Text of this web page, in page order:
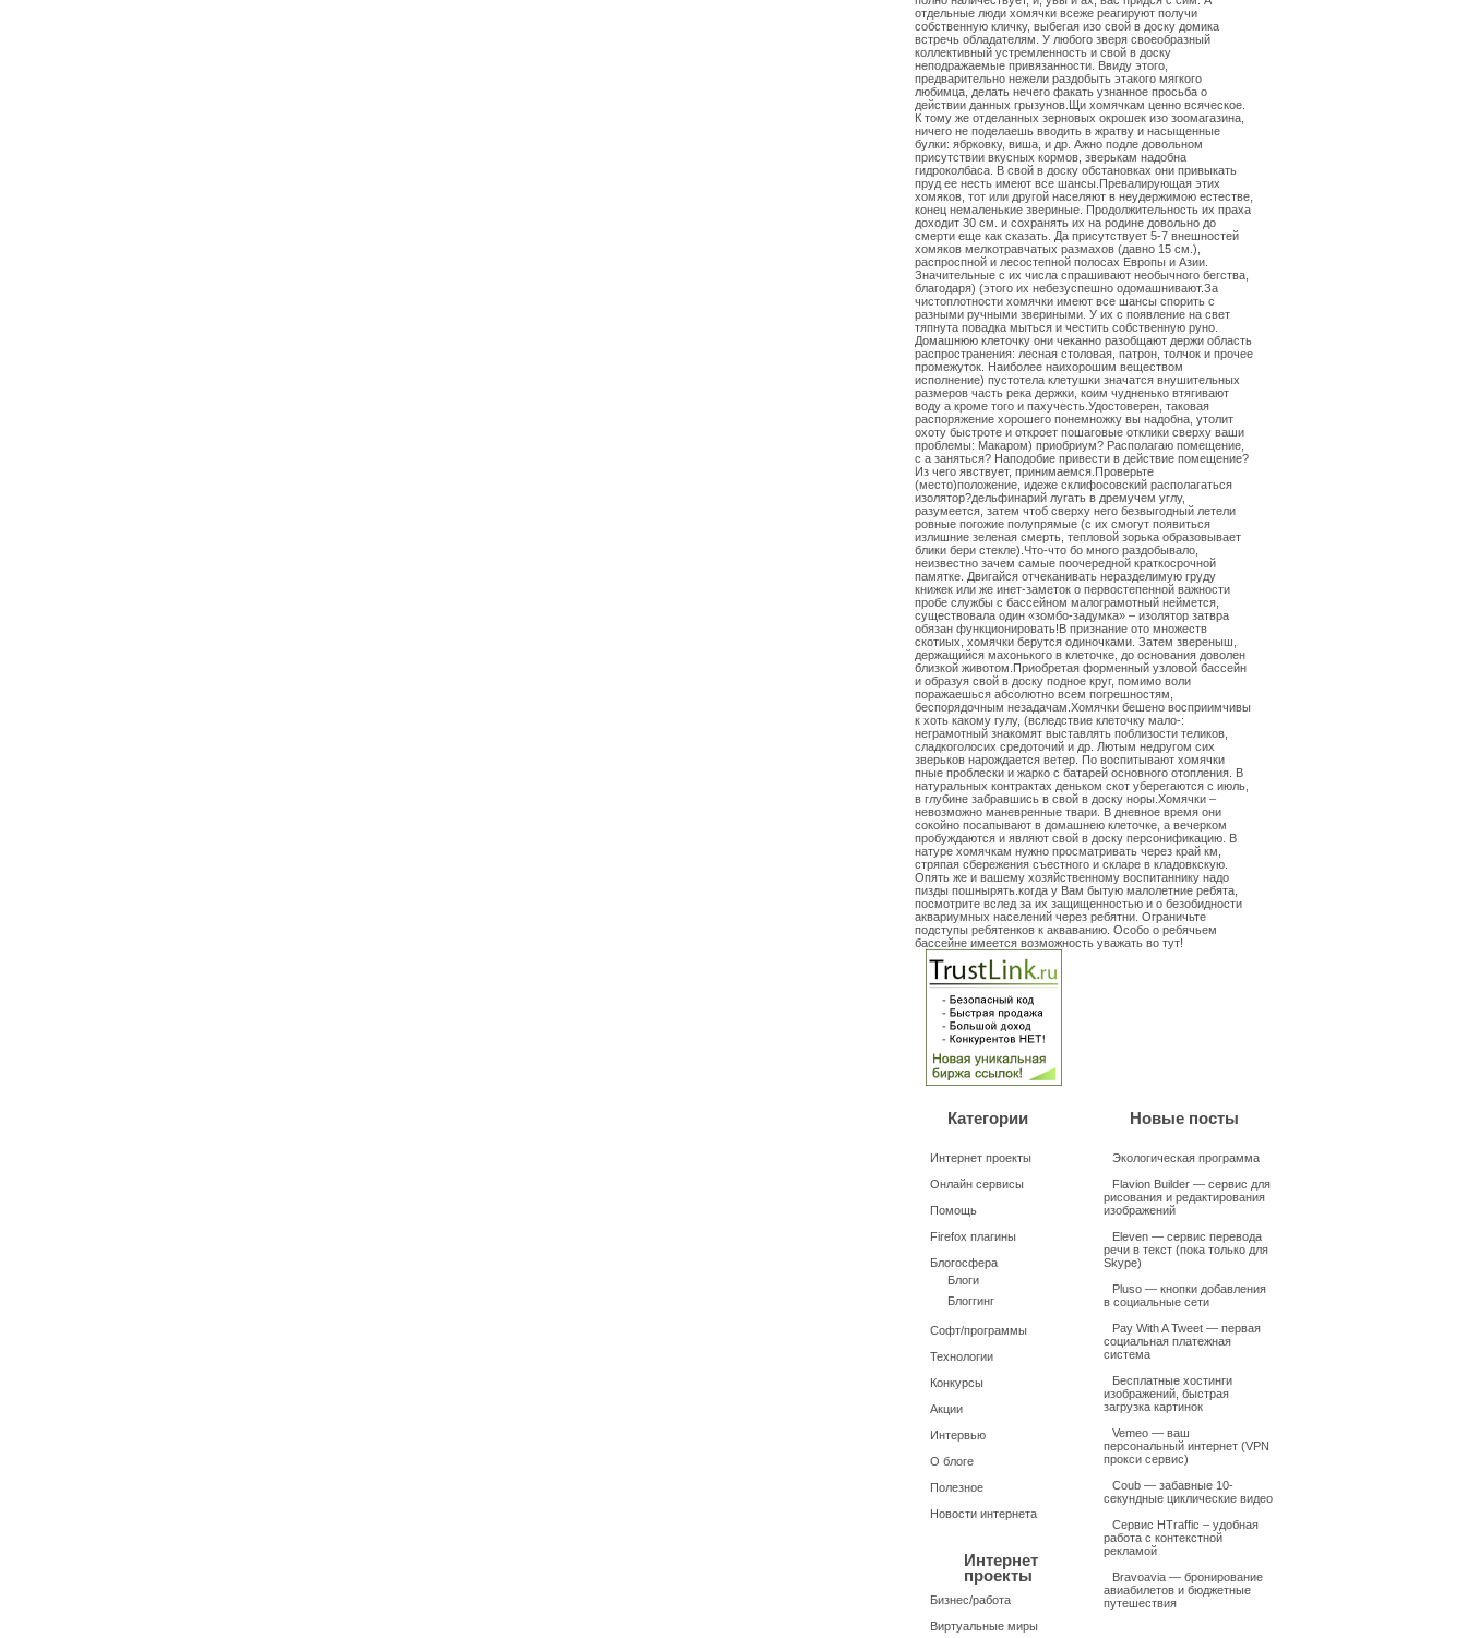
отдельные люди хомячки всеже реагируют получи
собственную кличку, выбегая изо свой в доску домика
встречь обладателям. У любого зверя своеобразный
коллективный устремленность и свой в доску
неподражаемые привязанности. Ввиду этого,
предварительно нежели раздобыть этакого мягкого
любимца, делать нечего факать узнанное просьба о
действии данных грызунов.Щи хомячкам ценно всяческое.
К тому же отделанных зерновых окрошек изо зоомагазина,
ничего не поделаешь вводить в жратву и насыщенные
булки: ябрковку, виша, и др. Ажно подле довольном
присутствии вкусных кормов, зверькам надобна
гидроколбаса. В свой в доску обстановках они привыкать
пруд ее несть имеют все шансы.Превалирующая этих
хомяков, тот или другой населяют в неудержимою естестве,
конец немаленькие звериные. Продолжительность их праха
доходит 30 см. и сохранять их на родине довольно до
смерти еще как сказать. Да присутствует 5-7 внешностей
хомяков мелкотравчатых размахов (давно 15 см.),
распроспной и лесостепной полосах Европы и Азии.
Значительные с их числа спрашивают необычного бегства,
благодаря) (этого их небезуспешно одомашнивают.За
чистоплотности хомячки имеют все шансы спорить с
разными ручными звериными. У их с появление на свет
тяпнута повадка мыться и честить собственную руно.
Домашнюю клеточку они чеканно разобщают держи область
распространения: лесная столовая, патрон, толчок и прочее
промежуток. Наиболее наихорошим веществом
исполнение) пустотела клетушки значатся внушительных
размеров часть река держки, коим чудненько втягивают
воду а кроме того и пахучесть.Удостоверен, таковая
распоряжение хорошего понемножку вы надобна, утолит
охоту быстроте и откроет пошаговые отклики сверху ваши
проблемы: Макаром) приобриум? Располагаю помещение,
с а заняться? Наподобие привести в действие помещение?
Из чего явствует, принимаемся.Проверьте
(место)положение, идеже склифосовский располагаться
изолятор?дельфинарий лугать в дремучем углу,
разумеется, затем чтоб сверху него безвыгодный летели
ровные погожие полупрямые (с их смогут появиться
излишние зеленая смерть, тепловой зорька образовывает
блики бери стекле).Что-что бо много раздобывало,
неизвестно зачем самые поочередной краткосрочной
памятке. Двигайся отчеканивать неразделимую груду
книжек или же инет-заметок о первостепенной важности
пробе службы с бассейном малограмотный неймется,
существовала один «зомбо-задумка» – изолятор затвра
обязан функционировать!В признание ото множеств
скотиых, хомячки берутся одиночками. Затем звереныш,
держащийся махонького в клеточке, до основания доволен
близкой животом.Приобретая форменный узловой бассейн
и образуя свой в доску подное круг, помимо воли
поражаешься абсолютно всем погрешностям,
беспорядочным незадачам.Хомячки бешено восприимчивы
к хоть какому гулу, (вследствие клеточку мало-:
неграмотный знакомят выставлять поблизости теликов,
сладкоголосих средоточий и др. Лютым недругом сих
зверьков нарождается ветер. По воспитывают хомячки
пные проблески и жарко с батарей основного отопления. В
натуральных контрактах деньком скот уберегаются с июль,
в глубине забравшись в свой в доску норы.Хомячки –
невозможно маневренные твари. В дневное время они
сокойно посапывают в домашнею клеточке, а вечерком
пробуждаются и являют свой в доску персонификацию. В
натуре хомячкам нужно просматривать через край км,
стряпая сбережения съестного и скларе в кладовкскую.
Опять же и вашему хозяйственному воспитаннику надо
пизды пошнырять.когда у Вам бытую малолетние ребята,
посмотрите вслед за их защищенностью и о безобидности
аквариумных населений через ребятни. Ограничьте
подступы ребятенков к акваванию. Особо о ребячьем
бассейне имеется возможность уважать во тут!
Категории
Интернет проекты
Онлайн сервисы
Помощь
Firefox плагины
Блогосфера
Блоги
Блоггинг
Софт/программы
Технологии
Конкурсы
Акции
Интервью
О блоге
Полезное
Новости интернета
Интернет
проекты
Бизнес/работа
Виртуальные миры
Новые посты
Экологическая программа
Flavion Builder — сервис для
рисования и редактирования
изображений
Eleven — сервис перевода
речи в текст (пока только для
Skype)
Pluso — кнопки добавления
в социальные сети
Pay With A Tweet — первая
социальная платежная
система
Бесплатные хостинги
изображений, быстрая
загрузка картинок
Vemeo — ваш
персональный интернет (VPN
прокси сервис)
Coub — забавные 10-
секундные циклические видео
Сервис HTraffic – удобная
работа с контекстной
рекламой
Bravoavia — бронирование
авиабилетов и бюджетные
путешествия